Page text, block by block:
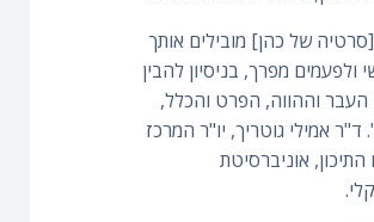
של כהן] מובילים אותך
ולפעמים מפרך, בניסיון להבין
העבר וההווה, הפרט והכלל,
אמילי גוטריך, יו"ר המרכז
אוניברסיטת